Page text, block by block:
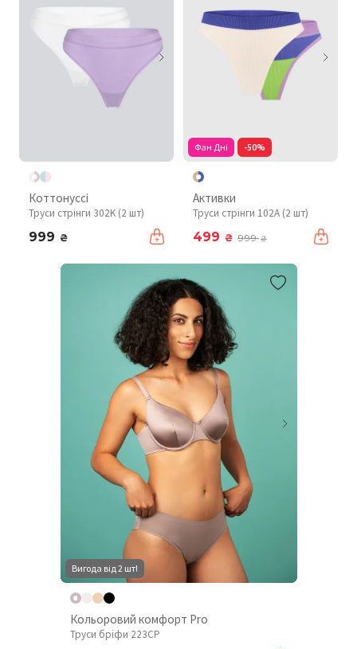
Коттонуссі
Труси стрінги 302K (2 шт)
999 ₴
Фан Дні -50%
Активки
Труси стрінги 102A (2 шт)
499 ₴ 999₴
Вигода від 2 шт!
Кольоровий комфорт Pro
Труси бріфи 223CP